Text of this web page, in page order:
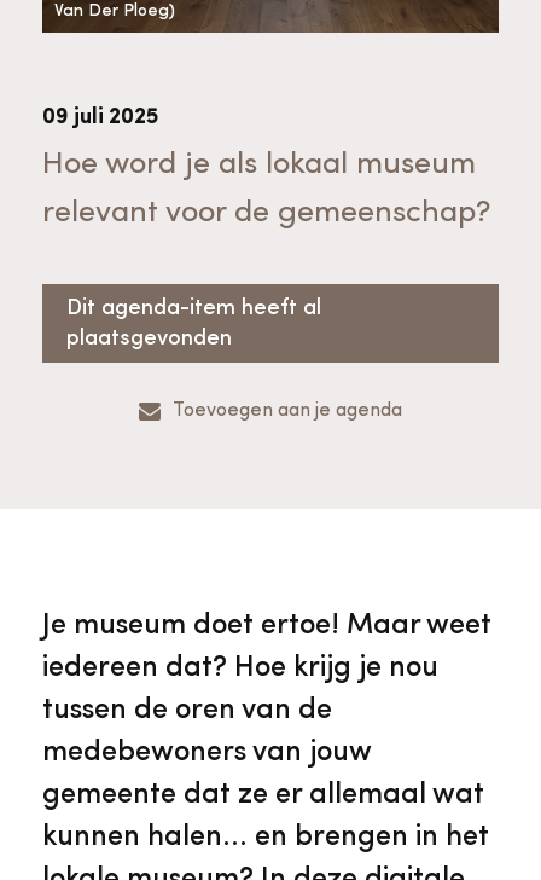
Ergoedvrijwilligersprijs
Downloads en nieuwsbrieven
Advies en ondersteuning voor
Collectiebeheer
Geschiedenis van Zuid-Holland
Ervenconsulent
Ons team
Over de Monumentenwacht
Voorpagina Monumentenwacht
Vacatures
Tarieven
Algemene voorwaarden
Hoe word je als lokaal museum
relevant voor de gemeenschap?
09 juli 2025
Dit agenda-item heeft al
plaatsgevonden
Toevoegen aan je agenda
Van Der Ploeg)
Je museum doet ertoe! Maar weet
iedereen dat? Hoe krijg je nou
tussen de oren van de
medebewoners van jouw
gemeente dat ze er allemaal wat
kunnen halen... en brengen in het